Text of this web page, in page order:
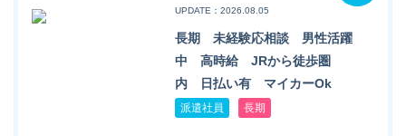
UPDATE：2026.08.05
長期 未経験応相談 男性活躍
中 高時給 JRから徒歩圏
内 日払い有 マイカーOk
派遣社員 長期